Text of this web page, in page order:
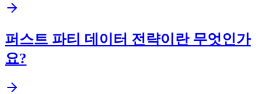
퍼스트 파티 데이터 전략이란 무엇인가
요?